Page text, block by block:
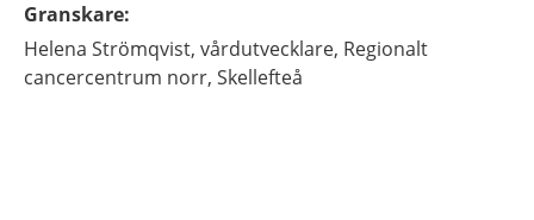
Granskare:
Helena Strömqvist, vårdutvecklare, Regionalt
cancercentrum norr, Skellefteå